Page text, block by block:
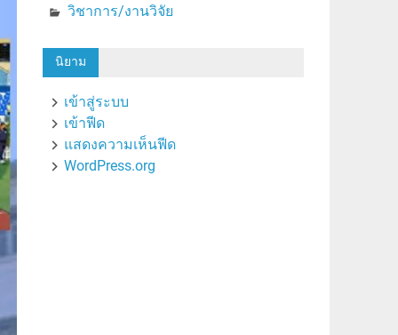
วิชาการ/งานวิจัย
นิยาม
เข้าสู่ระบบ
เข้าฟีด
แสดงความเห็นฟีด
WordPress.org